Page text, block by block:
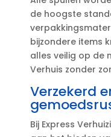
de hoogste
bijzondere items
alles veilig op de
Verhuis zonder
Verzekerd
Bij Express